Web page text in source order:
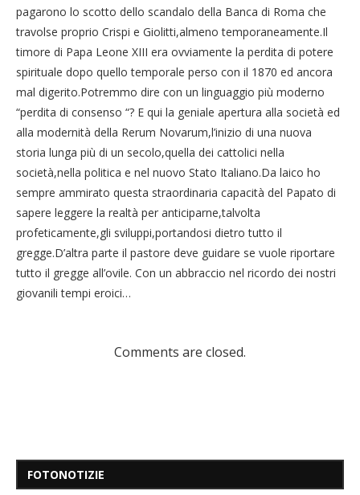
pagarono lo scotto dello scandalo della Banca di Roma che
travolse proprio Crispi e Giolitti,almeno temporaneamente.Il
timore di Papa Leone XIII era ovviamente la perdita di potere
spirituale dopo quello temporale perso con il 1870 ed ancora
mal digerito.Potremmo dire con un linguaggio più moderno
“perdita di consenso “? E qui la geniale apertura alla società ed
alla modernità della Rerum Novarum,l’inizio di una nuova
storia lunga più di un secolo,quella dei cattolici nella
società,nella politica e nel nuovo Stato Italiano.Da laico ho
sempre ammirato questa straordinaria capacità del Papato di
sapere leggere la realtà per anticiparne,talvolta
profeticamente,gli sviluppi,portandosi dietro tutto il
gregge.D’altra parte il pastore deve guidare se vuole riportare
tutto il gregge all’ovile. Con un abbraccio nel ricordo dei nostri
giovanili tempi eroici…
Comments are closed.
FOTONOTIZIE